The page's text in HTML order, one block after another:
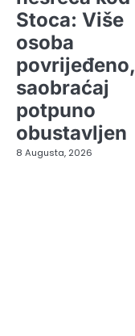
Stoca: Više
osoba
povrijeđeno,
saobraćaj
potpuno
obustavljen
8 Augusta, 2026